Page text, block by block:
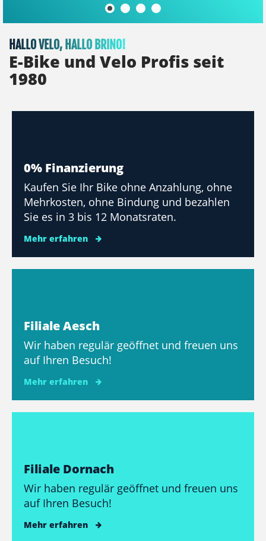
HALLO VELO, HALLO BRINO!
E-Bike und Velo Profis seit
1980
0% Finanzierung
Kaufen Sie Ihr Bike ohne Anzahlung, ohne
Mehrkosten, ohne Bindung und bezahlen
Sie es in 3 bis 12 Monatsraten.
Mehr erfahren
Filiale Aesch
Wir haben regulär geöffnet und freuen uns
auf Ihren Besuch!
Mehr erfahren
Filiale Dornach
Wir haben regulär geöffnet und freuen uns
auf Ihren Besuch!
Mehr erfahren